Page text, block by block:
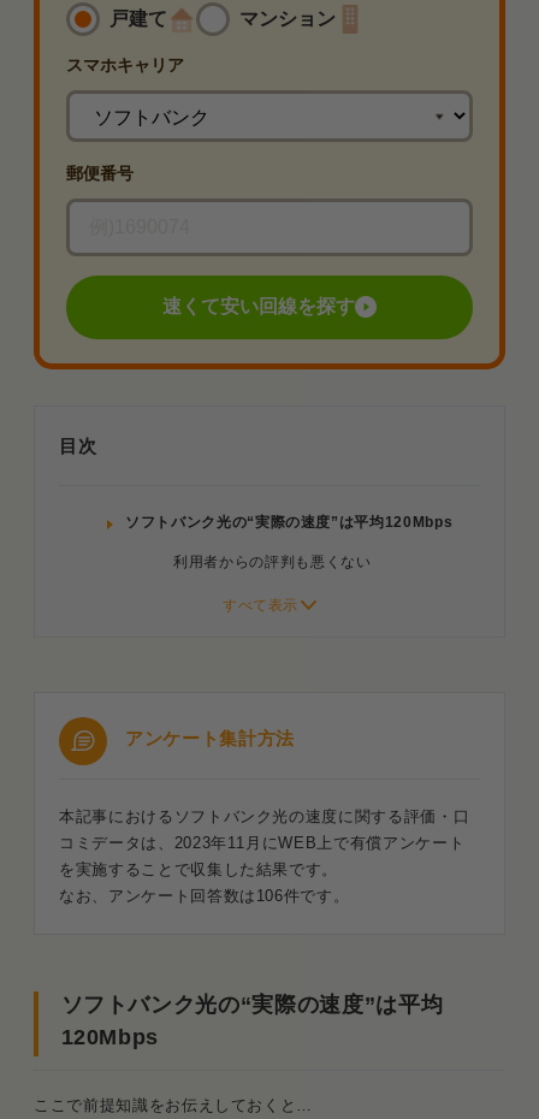
戸建て マンション
スマホキャリア
郵便番号
速くて安い回線を探す
目次
ソフトバンク光の“実際の速度”は平均120Mbps
利用者からの評判も悪くない
ただし利用環境によっては低速になることも
IPv6＝高速通信方式
IPv6を使うならルーターは自分で用意した方
が良い
はなぜですか？
アンケート集計方法
本記事におけるソフトバンク光の速度に関する評価・口
コミデータは、2023年11月にWEB上で有償アンケート
を実施することで収集した結果です。
なお、アンケート回答数は106件です。
ソフトバンク光の“実際の速度”は平均
120Mbps
ここで前提知識をお伝えしておくと…